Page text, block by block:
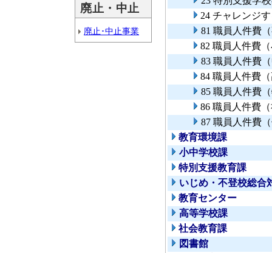
廃止・中止
廃止･中止事業
24 チャレンジ
81 職員人件費
82 職員人件費
83 職員人件費
84 職員人件費
85 職員人件費
86 職員人件費
87 職員人件費
教育環境課
小中学校課
特別支援教育課
いじめ・不登校総合
教育センター
高等学校課
社会教育課
図書館